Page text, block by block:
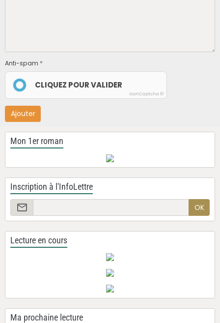
Anti-spam
CLIQUEZ POUR VALIDER
IconCaptcha ©
Ajouter
Mon 1er roman
Inscription à l'InfoLettre
OK
Lecture en cours
Ma prochaine lecture